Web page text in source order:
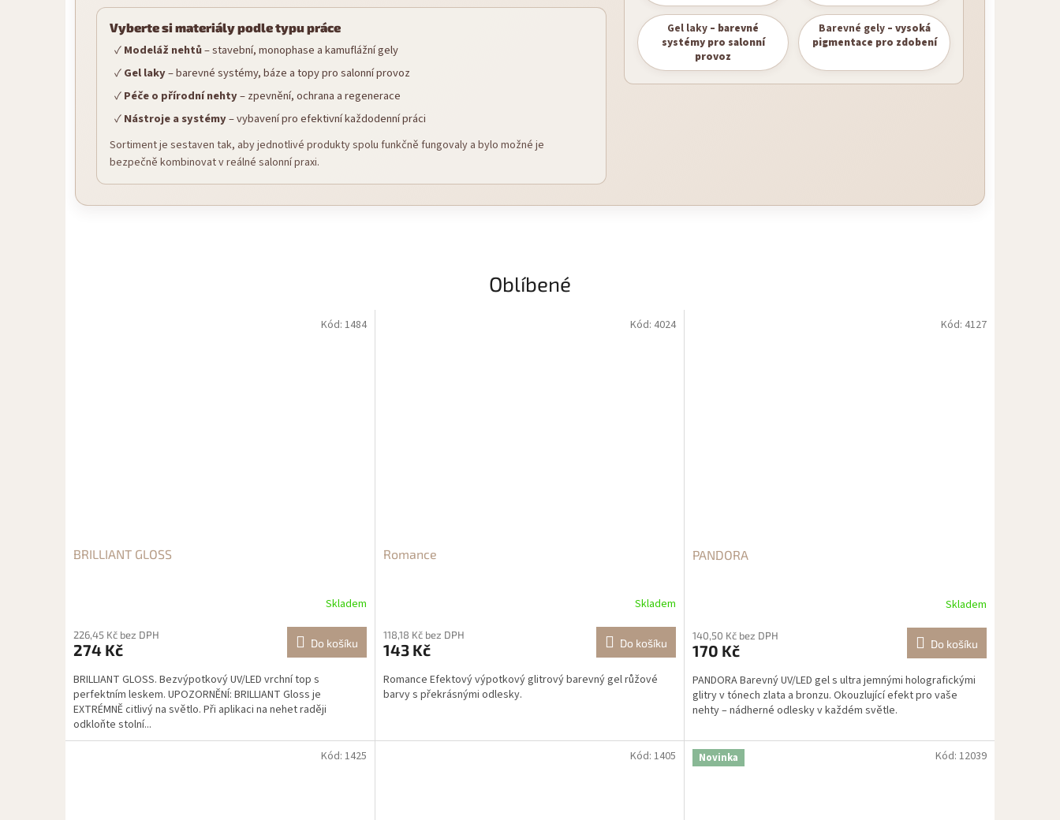
Vyberte si materiály podle typu práce
Modeláž nehtů– stavební, monophase a kamuflážní gely
Gel laky– barevné systémy, báze a topy pro salonní provoz
Péče o přírodní nehty– zpevnění, ochrana a regenerace
Nástroje a systémy– vybavení pro efektivní každodenní práci
Sortiment je sestaven tak, aby jednotlivé produkty spolu funkčně fungovaly a bylo možné je
bezpečně kombinovat v reálné salonní praxi.
Gel laky – barevné
systémy pro salonní
provoz
Barevné gely– vysoká
pigmentace pro zdobení
Oblíbené
BRILLIANT GLOSS
Skladem
226,45 Kč bez DPH
274 Kč Do košíku
BRILLIANT GLOSS. Bezvýpotkový UV/LED vrchní top s
perfektním leskem. UPOZORNĚNÍ: BRILLIANT Gloss je
EXTRÉMNĚ citlivý na světlo. Při aplikaci na nehet raději
odkloňte stolní...
Kód: 1484
Romance
Skladem
118,18 Kč bez DPH
143 Kč Do košíku
Romance Efektový výpotkový glitrový barevný gel růžové
barvy s překrásnými odlesky.
Kód: 4024
PANDORA
Skladem
140,50 Kč bez DPH
170 Kč Do košíku
PANDORA Barevný UV/LED gel s ultra jemnými holografickými
glitry v tónech zlata a bronzu. Okouzlující efekt pro vaše
nehty – nádherné odlesky v každém světle.
Kód: 4127
Kód: 1425 Kód:1405 Novinka Kód: 12039